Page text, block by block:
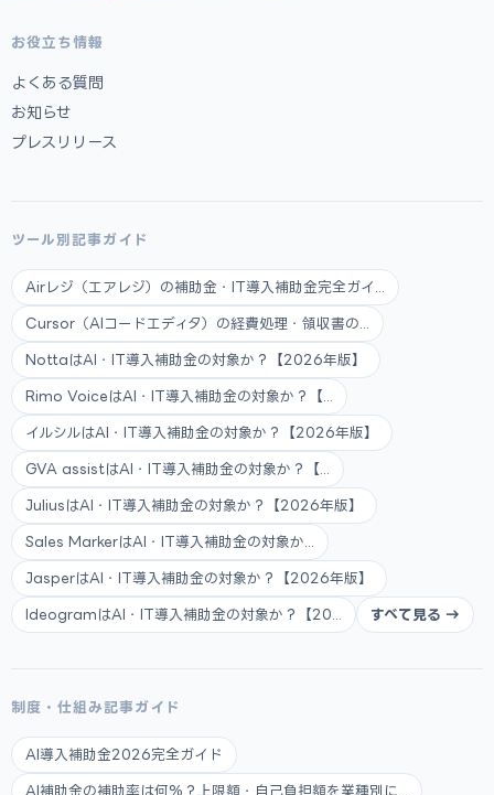
お役立ち情報
よくある質問
お知らせ
プレスリリース
ツール別記事ガイド
Airレジ（エアレジ）の補助金・IT導入補助金完全ガイ...
Cursor（AIコードエディタ）の経費処理・領収書の...
NottaはAI・IT導入補助金の対象か？【2026年版】
Rimo VoiceはAI・IT導入補助金の対象か？【...
イルシルはAI・IT導入補助金の対象か？【2026年版】
GVA assistはAI・IT導入補助金の対象か？【...
JuliusはAI・IT導入補助金の対象か？【2026年版】
Sales MarkerはAI・IT導入補助金の対象か...
JasperはAI・IT導入補助金の対象か？【2026年版】
IdeogramはAI・IT導入補助金の対象か？【20... すべて見る →
制度・仕組み記事ガイド
AI導入補助金2026完全ガイド
AI補助金の補助率は何%？上限額・自己負担額を業種別に...